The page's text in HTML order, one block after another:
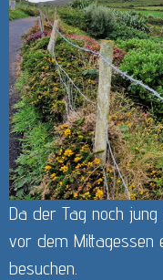
Da der Tag noch
vor dem Mittagessen
besuchen.